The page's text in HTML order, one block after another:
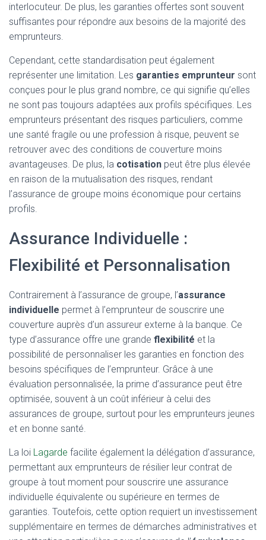
interlocuteur. De plus, les garanties offertes sont souvent
suffisantes pour répondre aux besoins de la majorité des
emprunteurs.
Cependant, cette standardisation peut également
représenter une limitation. Les garanties emprunteur sont
conçues pour le plus grand nombre, ce qui signifie qu’elles
ne sont pas toujours adaptées aux profils spécifiques. Les
emprunteurs présentant des risques particuliers, comme
une santé fragile ou une profession à risque, peuvent se
retrouver avec des conditions de couverture moins
avantageuses. De plus, la cotisation peut être plus élevée
en raison de la mutualisation des risques, rendant
l’assurance de groupe moins économique pour certains
profils.
Assurance Individuelle :
Flexibilité et Personnalisation
Contrairement à l’assurance de groupe, l’assurance
individuelle permet à l’emprunteur de souscrire une
couverture auprès d’un assureur externe à la banque. Ce
type d’assurance offre une grande flexibilité et la
possibilité de personnaliser les garanties en fonction des
besoins spécifiques de l’emprunteur. Grâce à une
évaluation personnalisée, la prime d’assurance peut être
optimisée, souvent à un coût inférieur à celui des
assurances de groupe, surtout pour les emprunteurs jeunes
et en bonne santé.
La loi Lagarde facilite également la délégation d’assurance,
permettant aux emprunteurs de résilier leur contrat de
groupe à tout moment pour souscrire une assurance
individuelle équivalente ou supérieure en termes de
garanties. Toutefois, cette option requiert un investissement
supplémentaire en termes de démarches administratives et